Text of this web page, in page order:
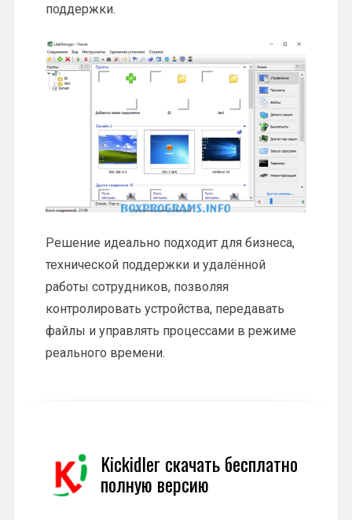
поддержки.
Решение идеально подходит для бизнеса,
технической поддержки и удалённой
работы сотрудников, позволяя
контролировать устройства, передавать
файлы и управлять процессами в режиме
реального времени.
Kickidler скачать бесплатно
полную версию